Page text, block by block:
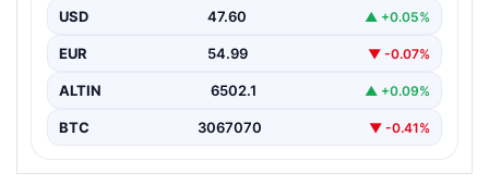
USD 47.60 ▲ +0.05%
EUR 54.99 ▼ -0.07%
ALTIN 6502.1 ▲ +0.09%
BTC 3067070 ▼ -0.41%